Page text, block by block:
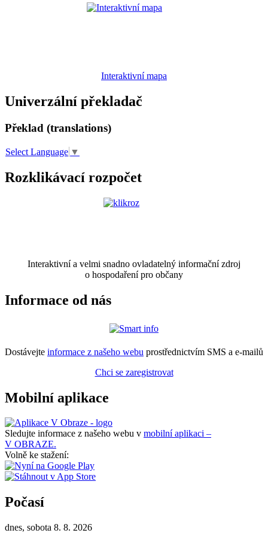
Interaktivní mapa
Univerzální překladač
Překlad (translations)
Select Language ▼
Rozklikávací rozpočet
Interaktivní a velmi snadno ovladatelný informační zdroj
o hospodaření pro občany
Informace od nás
Dostávejte informace z našeho webu prostřednictvím SMS a e-mailů
Chci se zaregistrovat
Mobilní aplikace
Sledujte informace z našeho webu v mobilní aplikaci –
V OBRAZE.
Volně ke stažení:
Počasí
dnes, sobota 8. 8. 2026